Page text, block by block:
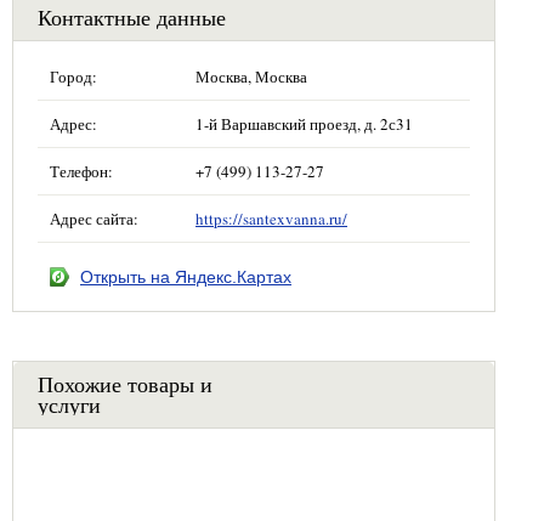
Контактные данные
Город: Москва, Москва
Адрес: 1-й Варшавский проезд, д. 2с31
Телефон: +7 (499) 113-27-27
Адрес сайта: https://santexvanna.ru/
Открыть на Яндекс.Картах
Похожие товары и
услуги